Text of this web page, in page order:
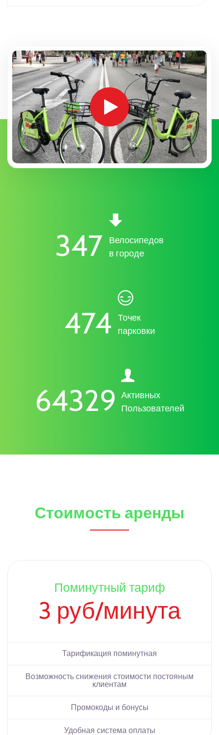
433
Велосипедов
в городе
592
Точек
парковки
80295
Активных
Пользователей
Стоимость аренды
Поминутный тариф
3 руб/минута
Тарификация поминутная
Возможность снижения стоимости постояным
клиентам
Промокоды и бонусы
Удобная система оплаты